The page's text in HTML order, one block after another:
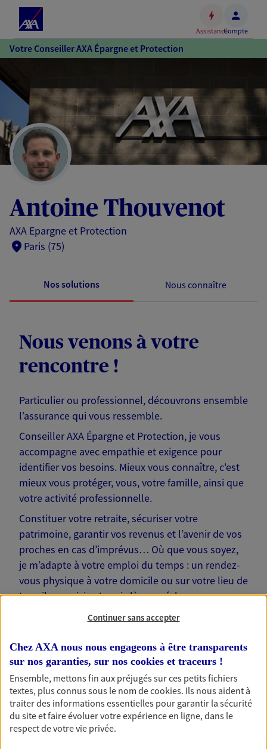
Accéder
au
Accéder
au
pied
de
page
AssistanceCompte
Votre Conseiller AXA Épargne et Protection
Antoine Thouvenot
AXA Epargne et Protection
Paris (75)
Nos solutions Nous connaître
Nous venons à votre
rencontre !
Particulier ou professionnel, découvrons ensemble
l’assurance qui vous ressemble.
Conseiller AXA Épargne et Protection, je vous
accompagne avec empathie et exigence pour
identifier vos besoins. Mieux vous connaître, c'est
mieux vous protéger, vous, votre famille, ainsi que
votre activité professionnelle.
Constituer votre retraite, sécuriser votre
patrimoine, garantir vos revenus et l’avenir de vos
proches en cas d’imprévus… Où que vous soyez,
je m’adapte à votre emploi du temps : un rendez-
vous physique à votre domicile ou sur votre lieu de
travail, une visio. Je suis là pour échanger avec
Nos offres phares
Continuer sans accepter
Chez AXA nous nous engageons à être transparents
sur nos garanties, sur nos cookies et traceurs !
Ensemble, mettons fin aux préjugés sur ces petits fichiers
textes, plus connus sous le nom decookies. Ils nous aident à
traiter des informations essentielles pour garantir la sécurité
du site et faire évoluer votre expérience en ligne, dans le
respect de votre vie privée.